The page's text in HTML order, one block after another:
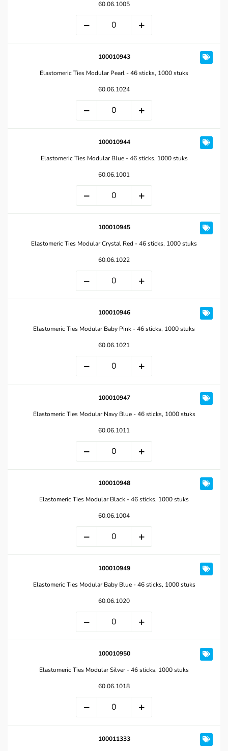
60.06.1005
100010943
Elastomeric Ties Modular Pearl - 46 sticks, 1000 stuks
60.06.1024
100010944
Elastomeric Ties Modular Blue - 46 sticks, 1000 stuks
60.06.1001
100010945
Elastomeric Ties Modular Crystal Red - 46 sticks, 1000 stuks
60.06.1022
100010946
Elastomeric Ties Modular Baby Pink - 46 sticks, 1000 stuks
60.06.1021
100010947
Elastomeric Ties Modular Navy Blue - 46 sticks, 1000 stuks
60.06.1011
100010948
Elastomeric Ties Modular Black - 46 sticks, 1000 stuks
60.06.1004
100010949
Elastomeric Ties Modular Baby Blue - 46 sticks, 1000 stuks
60.06.1020
100010950
Elastomeric Ties Modular Silver - 46 sticks, 1000 stuks
60.06.1018
100011333